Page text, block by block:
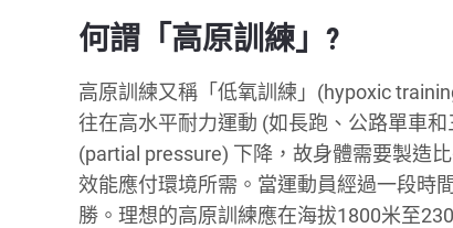
何謂「高原訓練」?
高原訓練又稱「低氧訓練」(hypoxic
往在高水平耐力運動 (如長跑、公路單車
(partial pressure) 下降，故身體需要製造
效能應付環境所需。當運動員經過一段時
勝。理想的高原訓練應在海拔1800米至